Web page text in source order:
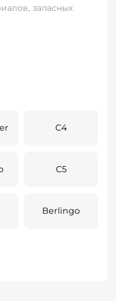
запасных
C4
C5
Berlingo